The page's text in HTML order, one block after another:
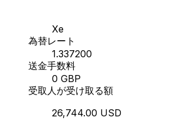
Xe
為替レート
1.337200
送金手数料
0 GBP
受取人が受け取る額
26,744.00 USD